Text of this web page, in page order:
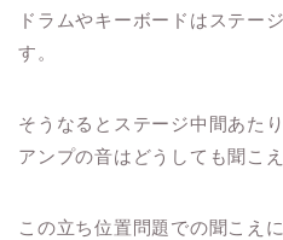
ドラムやキーボードはステー
す。
そうなるとステージ中間あた
アンプの音はどうしても聞こ
この立ち位置問題での聞こえ